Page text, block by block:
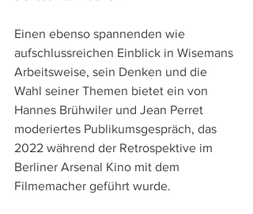
Einen ebenso spannenden wie
aufschlussreichen Einblick in Wisemans
Arbeitsweise, sein Denken und die
Wahl seiner Themen bietet ein von
Hannes Brühwiler und Jean Perret
moderiertes Publikumsgespräch, das
2022 während der Retrospektive im
Berliner Arsenal Kino mit dem
Filmemacher geführt wurde.